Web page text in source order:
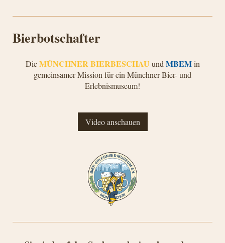
Bierbotschafter
DieMÜNCHNER BIERBESCHAU und MBEMin
gemeinsamer Mission für ein Münchner Bier- und
Erlebnismuseum!
Video anschauen